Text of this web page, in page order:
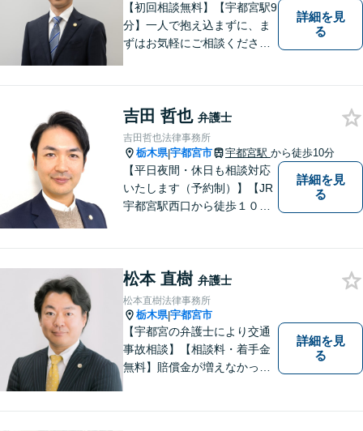
【初回相談無料】【宇都宮駅9
分】一人で抱え込まずに、ま
ずはお気軽にご相談くださ
詳細を見
る
吉田 哲也 弁護士
吉田哲也法律事務所
栃木県|宇都宮市 宇都宮駅 から徒歩10分
【平日夜間・休日も相談対応
いたします（予約制）】【JR
宇都宮駅西口から徒歩１０
に対応いたします。ぜひ一度
ご相談ください。
詳細を見
る
松本 直樹 弁護士
松本直樹法律事務所
栃木県|宇都宮市
【宇都宮の弁護士により交通
事故相談】【相談料・着手金
無料】賠償金が増えなかった
詳細を見
る